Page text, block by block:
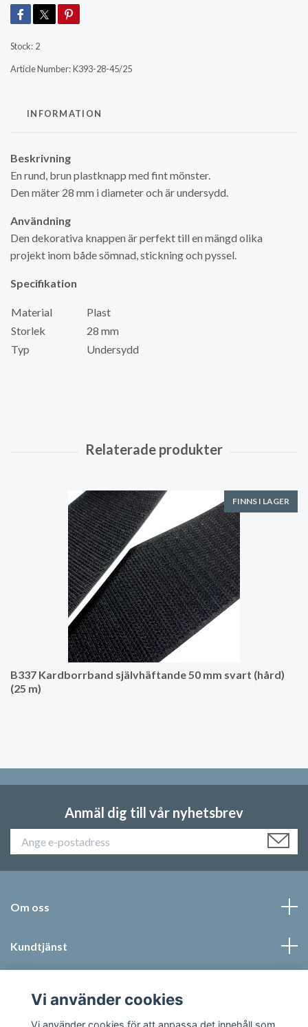
Stock: 2
Article Number:K393-28-45/25
INFORMATION
Beskrivning
En rund, brun plastknapp med fint mönster.
Den mäter 28 mm i diameter och är undersydd.
Användning
Den dekorativa knappen är perfekt till en mängd olika
projekt inom både sömnad, stickning och pyssel.
Specifikation
Material
Plast
Storlek
28 mm
Typ
Undersydd
FINNS I LAGER
B337 Kardborrband självhäftande 50 mm svart (hård)
(25 m)
Anmäl dig till vår nyhetsbrev
Om oss
Kundtjänst
Social Media
Vi använder cookies
Vi använder cookies för att anpassa det innehåll som